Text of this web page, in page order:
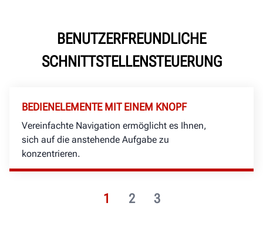
BENUTZERFREUNDLICHE
SCHNITTSTELLENSTEUERUNG
1 2 3
BEDIENELEMENTE MIT EINEM KNOPF
Vereinfachte Navigation ermöglicht es Ihnen,
sich auf die anstehende Aufgabe zu
konzentrieren.